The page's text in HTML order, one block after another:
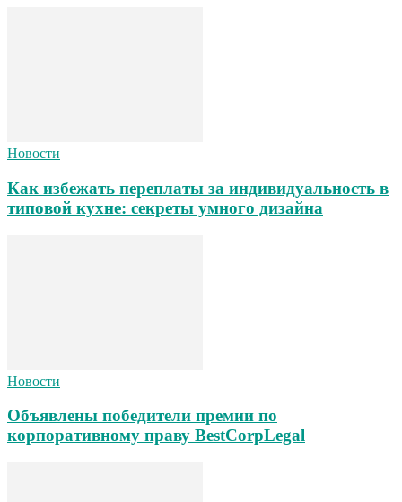
Новости
Как избежать переплаты за индивидуальность в
типовой кухне: секреты умного дизайна
Новости
Объявлены победители премии по
корпоративному праву BestCorpLegal